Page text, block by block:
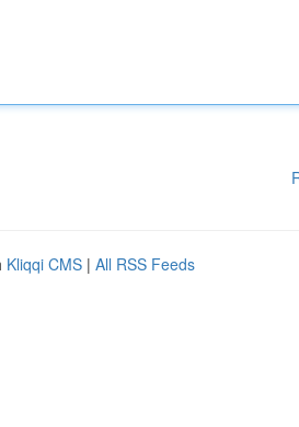
Kliqqi CMS | All RSS Feeds